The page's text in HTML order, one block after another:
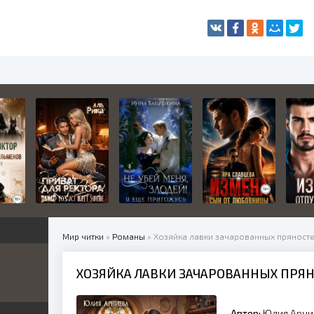
Мир читки » Романы » Хозяйка лавки зачарованных
ХОЗЯЙКА ЛАВКИ ЗАЧАРОВАННЫХ